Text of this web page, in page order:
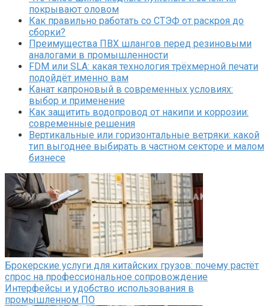
покрывают оловом
Как правильно работать со СТЭФ от раскроя до
сборки?
Преимущества ПВХ шлангов перед резиновыми
аналогами в промышленности
FDM или SLA: какая технология трёхмерной печати
подойдёт именно вам
Канат капроновый в современных условиях:
выбор и применение
Как защитить водопровод от накипи и коррозии:
современные решения
Вертикальные или горизонтальные ветряки: какой
тип выгоднее выбирать в частном секторе и малом
бизнесе
Брокерские услуги для китайских грузов: почему растёт
спрос на профессиональное сопровождение
Интерфейсы и удобство использования в
промышленном ПО